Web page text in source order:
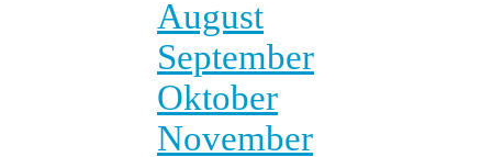
August
September
Oktober
November